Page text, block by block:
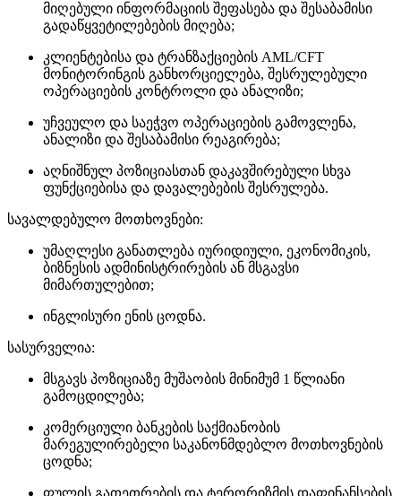
მიღებული ინფორმაციის შეფასება და შესაბამისი
გადაწყვეტილებების მიღება;
კლიენტებისა და ტრანზაქციების AML/CFT
მონიტორინგის განხორციელება, შესრულებული
ოპერაციების კონტროლი და ანალიზი;
უჩვეულო და საეჭვო ოპერაციების გამოვლენა,
ანალიზი და შესაბამისი რეაგირება;
აღნიშნულ პოზიციასთან დაკავშირებული სხვა
ფუნქციებისა და დავალებების შესრულება.
სავალდებულო მოთხოვნები:
უმაღლესი განათლება იურიდიული, ეკონომიკის,
ბიზნესის ადმინისტრირების ან მსგავსი
მიმართულებით;
ინგლისური ენის ცოდნა.
სასურველია:
მსგავს პოზიციაზე მუშაობის მინიმუმ 1 წლიანი
გამოცდილება;
კომერციული ბანკების საქმიანობის
მარეგულირებელი საკანონმდებლო მოთხოვნების
ცოდნა;